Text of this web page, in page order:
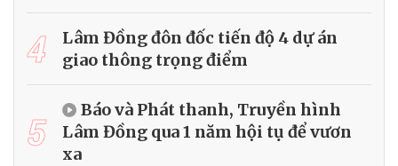
4
Lâm Đồng đôn đốc tiến độ 4 dự án
giao thông trọng điểm
5
Báo và Phát thanh, Truyền hình
Lâm Đồng qua 1 năm hội tụ để vươn
xa